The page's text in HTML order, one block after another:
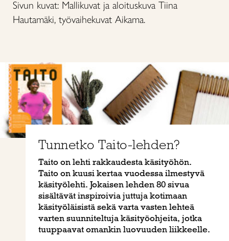
Sivun kuvat: Mallikuvat ja aloituskuva Tiina
Hautamäki, työvaihekuvat Aikama.
Tunnetko Taito-lehden?
Taito on lehti rakkaudesta käsityöhön.
Taito on kuusi kertaa vuodessa ilmestyvä
käsityölehti. Jokaisen lehden 80 sivua
sisältävät inspiroivia juttuja kotimaan
käsityöläisistä sekä varta vasten lehteä
varten suunniteltuja käsityöohjeita, jotka
tuuppaavat omankin luovuuden liikkeelle.